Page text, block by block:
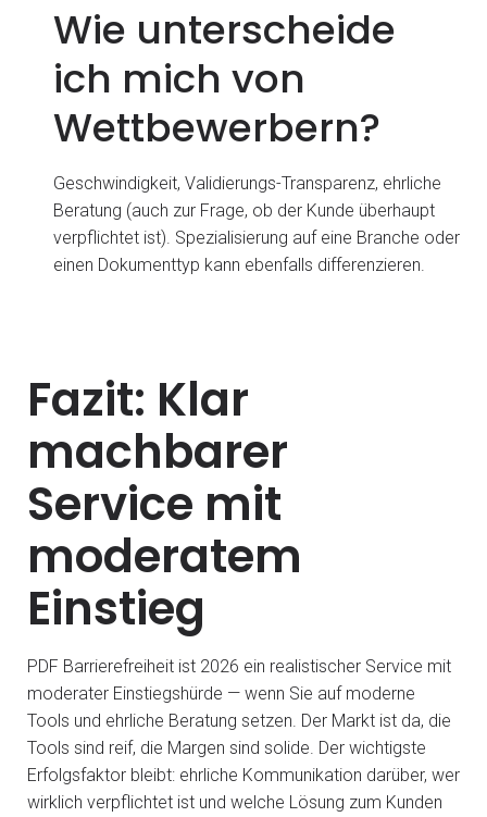
Wie unterscheide
ich mich von
Wettbewerbern?
Geschwindigkeit, Validierungs-Transparenz, ehrliche
Beratung (auch zur Frage, ob der Kunde überhaupt
verpflichtet ist). Spezialisierung auf eine Branche oder
einen Dokumenttyp kann ebenfalls differenzieren.
Fazit: Klar
machbarer
Service mit
moderatem
Einstieg
PDF Barrierefreiheit ist 2026 ein realistischer Service mit
moderater Einstiegshürde — wenn Sie auf moderne
Tools und ehrliche Beratung setzen. Der Markt ist da, die
Tools sind reif, die Margen sind solide. Der wichtigste
Erfolgsfaktor bleibt: ehrliche Kommunikation darüber, wer
wirklich verpflichtet ist und welche Lösung zum Kunden